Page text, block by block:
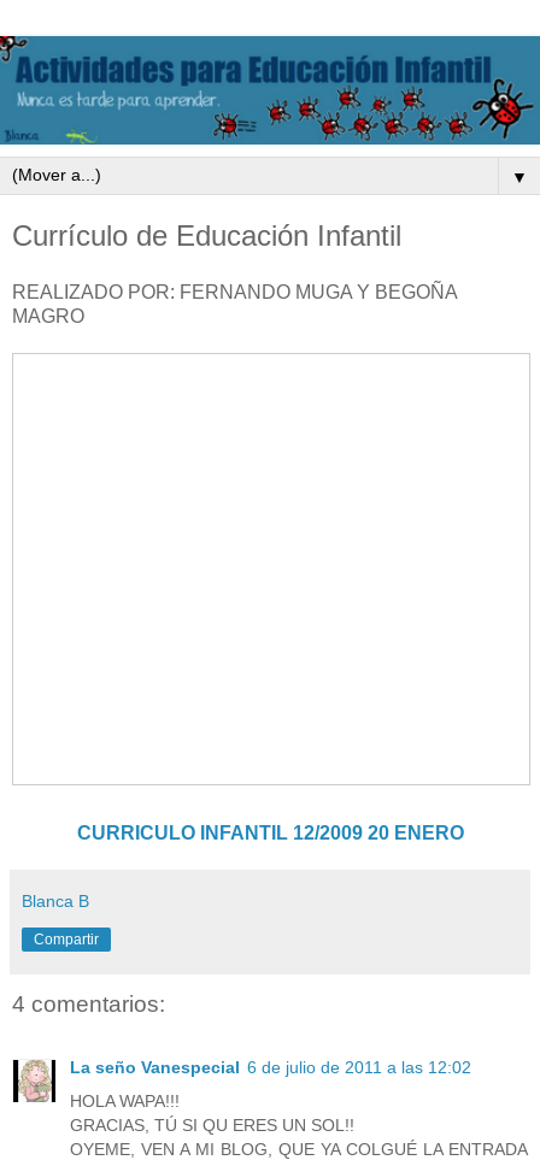
▼
Currículo de Educación Infantil
REALIZADO POR: FERNANDO MUGA Y BEGOÑA
MAGRO
CURRICULO INFANTIL 12/2009 20 ENERO
Blanca B
Compartir
4 comentarios:
La seño Vanespecial 6 de julio de 2011 a las 12:02
HOLA WAPA!!!
GRACIAS, TÚ SI QU ERES UN SOL!!
OYEME, VEN A MI BLOG, QUE YA COLGUÉ LA ENTRADA